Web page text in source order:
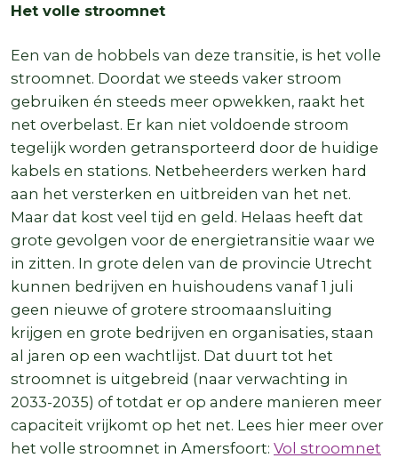
Het volle stroomnet
Een van de hobbels van deze transitie, is het volle
stroomnet. Doordat we steeds vaker stroom
gebruiken én steeds meer opwekken, raakt het
net overbelast. Er kan niet voldoende stroom
tegelijk worden getransporteerd door de huidige
kabels en stations. Netbeheerders werken hard
aan het versterken en uitbreiden van het net.
Maar dat kost veel tijd en geld. Helaas heeft dat
grote gevolgen voor de energietransitie waar we
in zitten. In grote delen van de provincie Utrecht
kunnen bedrijven en huishoudens vanaf 1 juli
geen nieuwe of grotere stroomaansluiting
krijgen en grote bedrijven en organisaties, staan
al jaren op een wachtlijst. Dat duurt tot het
stroomnet is uitgebreid (naar verwachting in
2033-2035) of totdat er op andere manieren meer
capaciteit vrijkomt op het net. Lees hier meer over
het volle stroomnet in Amersfoort: Vol stroomnet